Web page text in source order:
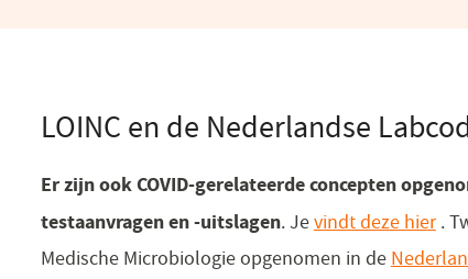
LOINC en de Nederlandse
Er zijn ook COVID-gerelateerde concepten
testaanvragen en -uitslagen. Jevindt deze hier
in
.
Medische Microbiologie opgenomen in de